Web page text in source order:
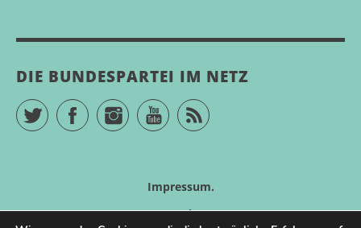
DIE BUNDESPARTEI IM NETZ
TwitterFacebookInstagramYouTubeRSS Feed
Impressum
Datenschutz